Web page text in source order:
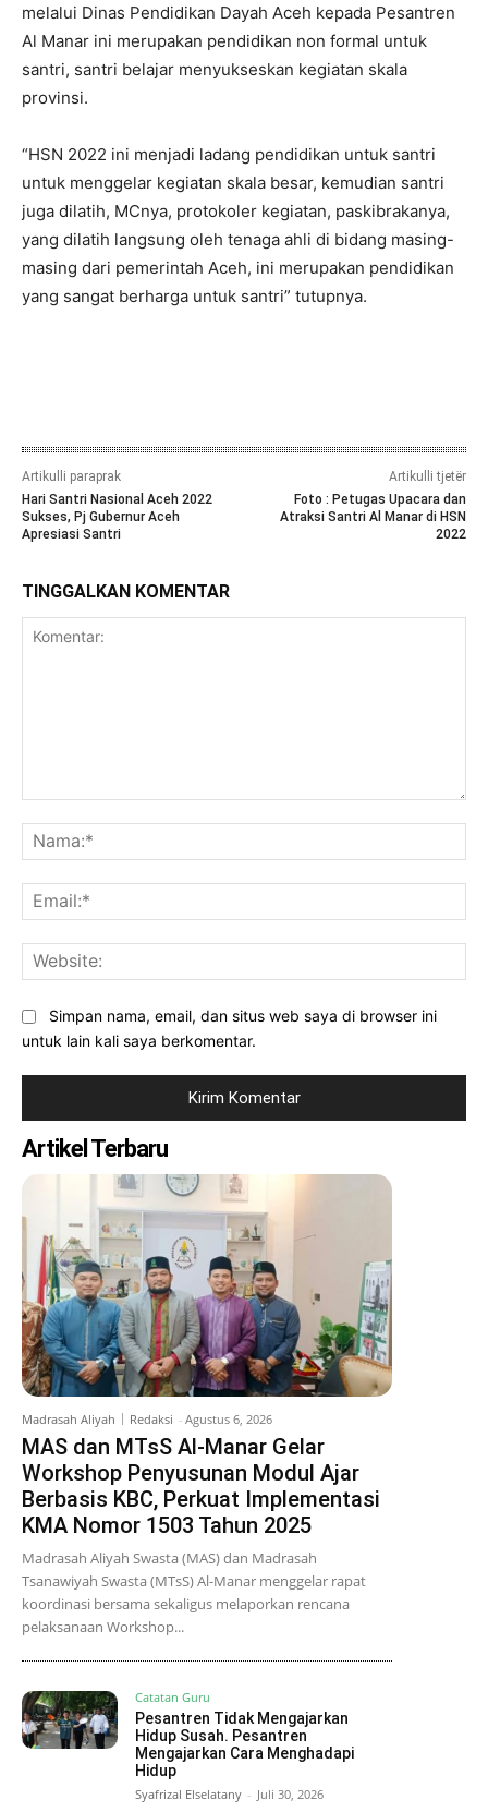
melalui Dinas Pendidikan Dayah Aceh kepada Pesantren
Al Manar ini merupakan pendidikan non formal untuk
santri, santri belajar menyukseskan kegiatan skala
provinsi.
“HSN 2022 ini menjadi ladang pendidikan untuk santri
untuk menggelar kegiatan skala besar, kemudian santri
juga dilatih, MCnya, protokoler kegiatan, paskibrakanya,
yang dilatih langsung oleh tenaga ahli di bidang masing-
masing dari pemerintah Aceh, ini merupakan pendidikan
yang sangat berharga untuk santri” tutupnya.
Artikulli paraprak
Hari Santri Nasional Aceh 2022
Sukses, Pj Gubernur Aceh
Apresiasi Santri
Artikulli tjetër
Foto : Petugas Upacara dan
Atraksi Santri Al Manar di HSN
2022
TINGGALKAN KOMENTAR
Simpan nama, email, dan situs web saya di browser ini
untuk lain kali saya berkomentar.
Artikel Terbaru
Madrasah Aliyah Redaksi - Agustus 6, 2026
MAS dan MTsS Al-Manar Gelar
Workshop Penyusunan Modul Ajar
Berbasis KBC, Perkuat Implementasi
KMA Nomor 1503 Tahun 2025
Madrasah Aliyah Swasta (MAS) dan Madrasah
Tsanawiyah Swasta (MTsS) Al-Manar menggelar rapat
koordinasi bersama sekaligus melaporkan rencana
pelaksanaan Workshop...
Catatan Guru
Pesantren Tidak Mengajarkan
Hidup Susah. Pesantren
Mengajarkan Cara Menghadapi
Hidup
Syafrizal Elselatany - Juli 30, 2026